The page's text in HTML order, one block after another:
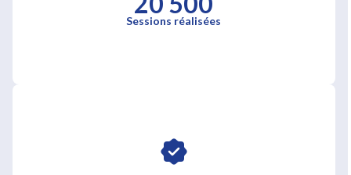
Sessions réalisées